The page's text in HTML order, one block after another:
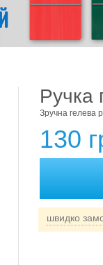
Ручка
Зручна гелева
130
швидко